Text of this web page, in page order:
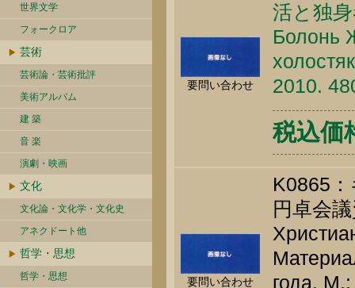
世界文学
フォークロア
芸術
芸術論・芸術批評
美術アルバム
建 築
音 楽
演劇・映画
文化
文化論・文化学・文化史
アネクドート他
哲学・思想
哲学・思想
要問い合わせ
活と独
Болонь
2010.
税込価
要問い合わせ
K0865
円卓会
года.